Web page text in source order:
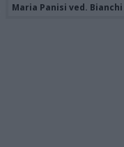
Maria Panisi ved. Bianchi